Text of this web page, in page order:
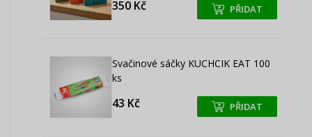
350 Kč +
+ PŘIDAT
Svačinové sáčky KUCHCIK EAT 100
ks
43 Kč +
+ PŘIDAT